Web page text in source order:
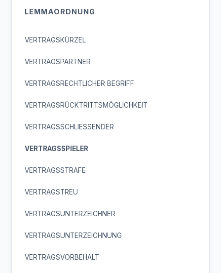
LEMMAORDNUNG
VERTRAGSKÜRZEL
VERTRAGSPARTNER
VERTRAGSRECHTLICHER BEGRIFF
VERTRAGSRÜCKTRITTSMÖGLICHKEIT
VERTRAGSSCHLIESSENDER
VERTRAGSSPIELER
VERTRAGSSTRAFE
VERTRAGSTREU
VERTRAGSUNTERZEICHNER
VERTRAGSUNTERZEICHNUNG
VERTRAGSVORBEHALT